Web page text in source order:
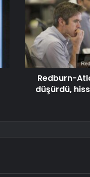
Redburn-
düşürdü,